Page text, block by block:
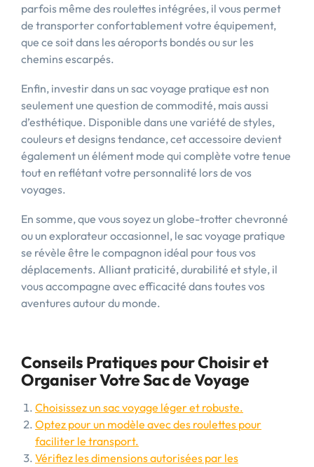
parfois même des roulettes intégrées, il vous permet
de transporter confortablement votre équipement,
que ce soit dans les aéroports bondés ou sur les
chemins escarpés.
Enfin, investir dans un sac voyage pratique est non
seulement une question de commodité, mais aussi
d’esthétique. Disponible dans une variété de styles,
couleurs et designs tendance, cet accessoire devient
également un élément mode qui complète votre tenue
tout en reflétant votre personnalité lors de vos
voyages.
En somme, que vous soyez un globe-trotter chevronné
ou un explorateur occasionnel, le sac voyage pratique
se révèle être le compagnon idéal pour tous vos
déplacements. Alliant praticité, durabilité et style, il
vous accompagne avec efficacité dans toutes vos
aventures autour du monde.
Conseils Pratiques pour Choisir et
Organiser Votre Sac de Voyage
Choisissez un sac voyage léger et robuste.
Optez pour un modèle avec des roulettes pour
faciliter le transport.
Vérifiez les dimensions autorisées par les